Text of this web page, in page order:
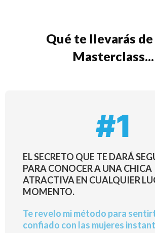
Qué te llevarás
Masterclass...
#1
EL SECRETO QUE TE DARÁ
PARA CONOCER A UNA CHICA
ATRACTIVA EN CUALQUIER
MOMENTO.
Te revelo mi método para
confiado con las mujeres